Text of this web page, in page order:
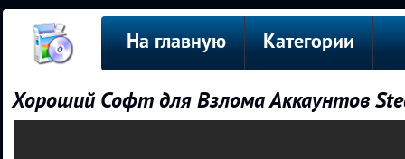
На главную Категории
Хороший Софт для Взлома Аккаунтов